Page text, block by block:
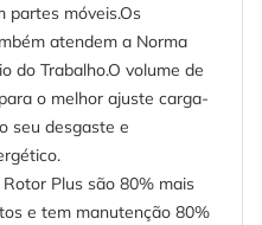
partes móveis.Os
atendem a Norma
do Trabalho.O volume de
o melhor ajuste carga-
seu desgaste e
Plus são 80% mais
e tem manutenção 80%